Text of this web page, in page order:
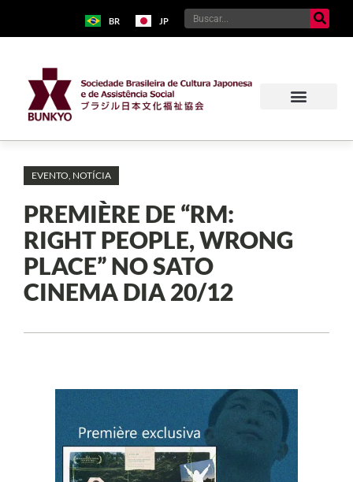
BR JP
EVENTO NOTÍCIA
PREMIÈRE DE “RM:
RIGHT PEOPLE, WRONG
PLACE” NO SATO
CINEMA DIA 20/12